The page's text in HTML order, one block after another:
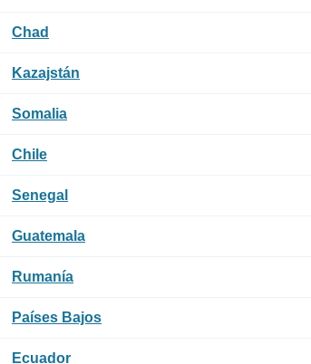
Chad
Kazajstán
Somalia
Chile
Senegal
Guatemala
Rumanía
Países Bajos
Ecuador